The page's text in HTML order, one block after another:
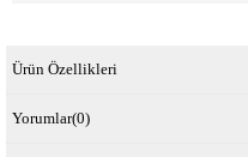
Ürün Özellikleri
Yorumlar(0)